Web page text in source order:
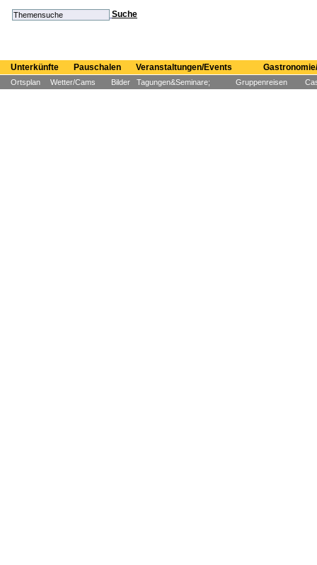
Unterkünfte Pauschalen Veranstaltungen/Events
Ortsplan Wetter/Cams Bilder Tagungen&Seminare; Gruppenreisen
Suche